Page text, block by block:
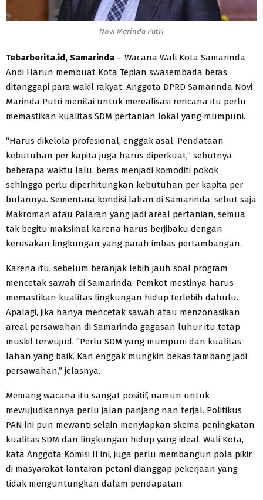
Novi Marinda Putri
Tebarberita.id, Samarinda – Wacana Wali Kota Samarinda
Andi Harun membuat Kota Tepian swasembada beras
ditanggapi para wakil rakyat. Anggota DPRD Samarinda Novi
Marinda Putri menilai untuk merealisasi rencana itu perlu
memastikan kualitas SDM pertanian lokal yang mumpuni.
“Harus dikelola profesional, enggak asal. Pendataan
kebutuhan per kapita juga harus diperkuat,” sebutnya
beberapa waktu lalu. beras menjadi komoditi pokok
sehingga perlu diperhitungkan kebutuhan per kapita per
bulannya. Sementara kondisi lahan di Samarinda. sebut saja
Makroman atau Palaran yang jadi areal pertanian, semua
tak begitu maksimal karena harus berjibaku dengan
kerusakan lingkungan yang parah imbas pertambangan.
Karena itu, sebelum beranjak lebih jauh soal program
mencetak sawah di Samarinda. Pemkot mestinya harus
memastikan kualitas lingkungan hidup terlebih dahulu.
Apalagi, jika hanya mencetak sawah atau menzonasikan
areal persawahan di Samarinda gagasan luhur itu tetap
muskil terwujud. “Perlu SDM yang mumpuni dan kualitas
lahan yang baik. Kan enggak mungkin bekas tambang jadi
persawahan,” jelasnya.
Memang wacana itu sangat positif, namun untuk
mewujudkannya perlu jalan panjang nan terjal. Politikus
PAN ini pun mewanti selain menyiapkan skema peningkatan
kualitas SDM dan lingkungan hidup yang ideal. Wali Kota,
kata Anggota Komisi II ini, juga perlu membangun pola pikir
di masyarakat lantaran petani dianggap pekerjaan yang
tidak menguntungkan dalam pendapatan.